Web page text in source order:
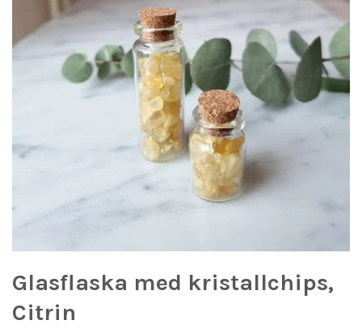
Glasflaska med kristallchips,
Citrin